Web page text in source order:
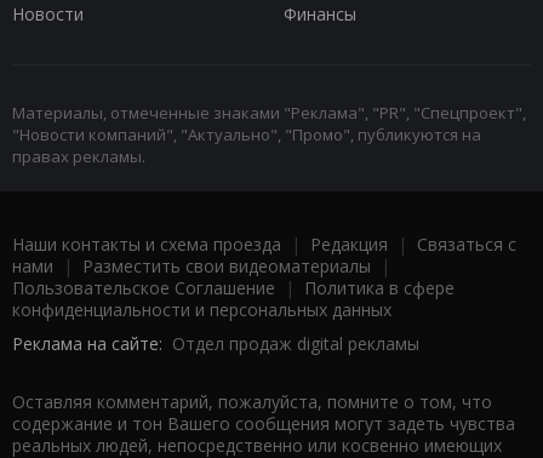
Новости
Финансы
Материалы, отмеченные знаками "Реклама", "PR", "Спецпроект",
"Новости компаний", "Актуально", "Промо", публикуются на
правах рекламы.
Наши контакты и схема проезда | Редакция | Связаться с
нами | Разместить свои видеоматериалы |
Пользовательское Соглашение |
Политика в сфере
конфиденциальности и персональных данных
Реклама на сайте: Отдел продаж digital рекламы
Оставляя комментарий, пожалуйста, помните о том, что
содержание и тон Вашего сообщения могут задеть чувства
реальных людей, непосредственно или косвенно имеющих